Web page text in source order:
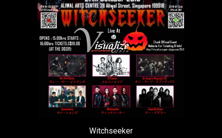
Witchseeker